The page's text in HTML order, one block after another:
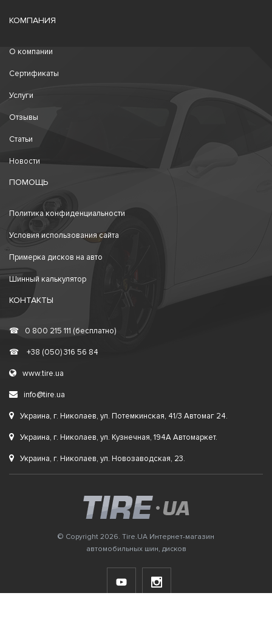
КОМПАНИЯ
О компании
Сертификаты
Услуги
Отзывы
Статьи
Новости
ПОМОЩЬ
Политика конфиденциальности
Условия использования сайта
Примерка дисков на авто
Шинный калькулятор
КОНТАКТЫ
☎ 0 800 215 111 (бесплатно)
☎ +38 (050) 316 56 84
www.tire.ua
info@tire.ua
Украина, г. Николаев, ул. Потемкинская, 41/3 Автомаг 24.
Украина, г. Николаев, ул. Кузнечная, 194А Автомаркет.
Украина, г. Николаев, ул. Новозаводская, 23.
© Copyright 2026. Tire.UA Интернет-магазин
автомобильных шин, дисков